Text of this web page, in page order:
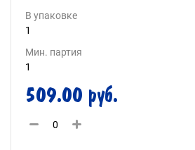
В упаковке
1
Мин. партия
1
509.00 руб.